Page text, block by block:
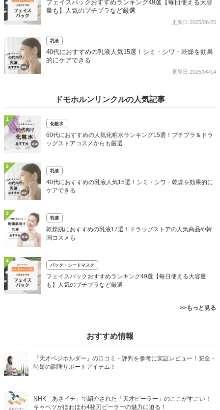
フェイスパックおすすめランキング49選【毎日使える大容
量も】人気のプチプラなど厳選
更新日:2025/06/25
乳液
40代におすすめの乳液人気15選！シミ・シワ・乾燥を効果
的にケアできる
更新日:2025/04/14
ドモホルンリンクルの人気記事
1
化粧水
60代におすすめの人気化粧水ランキング15選！プチプラ＆ドラ
ッグストアコスメからも厳選
2
乳液
40代におすすめの乳液人気15選！シミ・シワ・乾燥を効果的に
ケアできる
3
乳液
乾燥肌におすすめの乳液17選！ドラッグストアの人気商品や韓
国コスメも
4
パック・シートマスク
フェイスパックおすすめランキング49選【毎日使える大容量
も】人気のプチプラなど厳選
>>もっと見る
おすすめ情報
『天才ベジホルダー』の口コミ・評判を参考に実証レビュー！安全・
時短の調理サポートアイテム！
NHK「あさイチ」で紹介された「天才ピーラー」のここがすごい！
キャベツがほわほわ4枚刃ピーラーの魅力に迫る！